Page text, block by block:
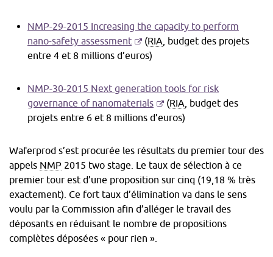
une
nouvelle
fenêtre
NMP-29-2015 Increasing the capacity to perform
nano-safety assessment-
S'ouvre
une
nouvelle
fenêtre
(RIA , budget des projets
entre 4 et 8 millions d’euros)
NMP-30-2015 Next generation tools for risk
governance of nanomaterials-
S'ouvre
une
nouvelle
fenêtre
(RIA , budget des
projets entre 6 et 8 millions d’euros)
Waferprod s’est procurée les résultats du premier tour des
appels NMP 2015 two stage . Le taux de sélection à ce
premier tour est d’une proposition sur cinq (19,18 % très
exactement). Ce fort taux d’élimination va dans le sens
voulu par la Commission afin d’alléger le travail des
déposants en réduisant le nombre de propositions
complètes déposées « pour rien ».